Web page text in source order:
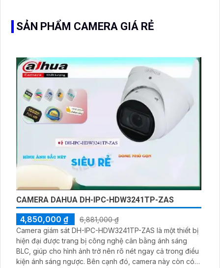
SẢN PHẨM CAMERA GIÁ RẺ
CAMERA DAHUA DH-IPC-HDW3241TP-ZAS
4,850,000 ₫
6,881,000 ₫
Camera giám sát DH-IPC-HDW3241TP-ZAS là một thiết bị
hiện đại được trang bị công nghệ cân bằng ánh sáng
BLC, giúp cho hình ảnh trở nên rõ nét ngay cả trong điều
kiện ánh sáng ngược. Bên cạnh đó, camera này còn có